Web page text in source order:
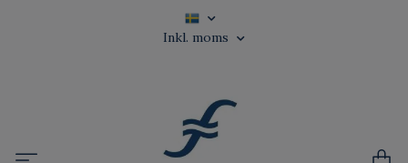
Inkl. moms